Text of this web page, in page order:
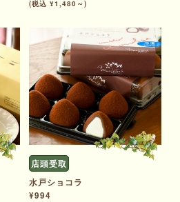
(税込 ¥1,480～)
店頭受取
水戸ショコラ
¥994